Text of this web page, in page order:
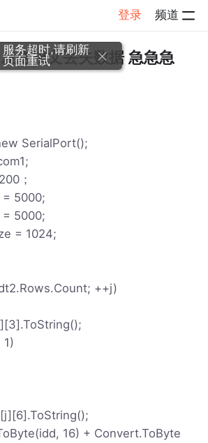
登录 频道
子详情
送报文丢失数据 急急急
SerialPort();
；
5000;
= 5000;
= 1024;
++j)
16) + Convert.ToByte
服务超时,请刷新
页面重试